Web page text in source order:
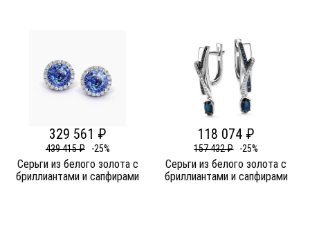
329 561 ₽
439 415 ₽ -25%
Серьги из белого золота c
бриллиантами и сапфирами
118 074 ₽
157 432 ₽ -25%
Серьги из белого золота c
бриллиантами и сапфирами